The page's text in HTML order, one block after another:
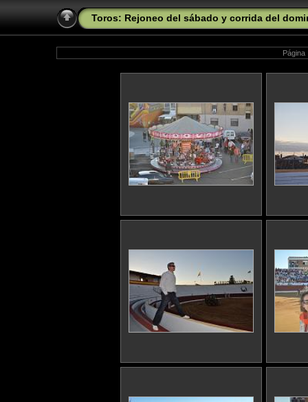
Toros: Rejoneo del sábado y corrida del
Página